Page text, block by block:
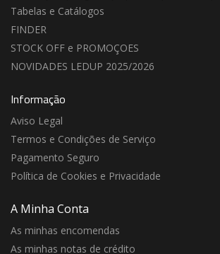
Tabelas e Catálogos
FINDER
STOCK OFF e PROMOÇOES
NOVIDADES LEDUP 2025/2026
Informação
Aviso Legal
Termos e Condições de Serviço
Pagamento Seguro
Política de Cookies e Privacidade
A Minha Conta
As minhas encomendas
As minhas notas de crédito